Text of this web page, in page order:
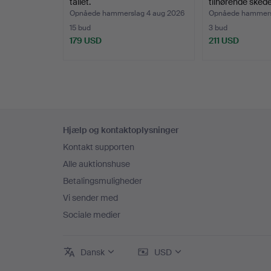
Opnåede hammerslag 4 aug 2026
15 bud
179 USD
Opnåede
3 bud
211 USD
Hjælp og kontaktoplysninger
Kontakt supporten
Alle auktionshuse
Betalingsmuligheder
Vi sender med
Sociale medier
Dansk USD